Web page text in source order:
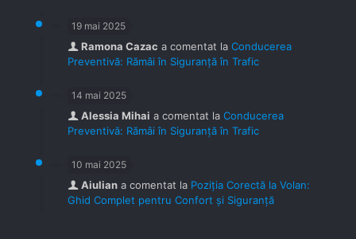
19 mai 2025
Ramona Cazac a comentat la Conducerea
Preventivă: Rămâi în Siguranță în Trafic
14 mai 2025
Alessia Mihai a comentat la Conducerea
Preventivă: Rămâi în Siguranță în Trafic
10 mai 2025
Aiulian a comentat la Poziția Corectă la Volan:
Ghid Complet pentru Confort și Siguranță